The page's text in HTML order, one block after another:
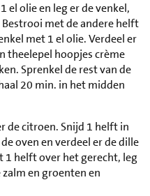
el olie en leg er de venkel,
met de andere helft
met 1 el olie. Verdeel er
theelepel hoopjes crème
Sprenkel de rest van de
20 min. in het midden
de citroen. Snijd 1 helft in
oven en verdeel er de dille
1 helft over het gerecht, leg
en groenten en